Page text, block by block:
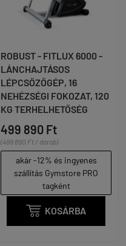
ROBUST - FITLUX 6000 -
LÁNCHAJTÁSOS
LÉPCSŐZŐGÉP, 16
NEHÉZSÉGI FOKOZAT, 120
KG TERHELHETŐSÉG
499 890 Ft
(499 890 Ft / darab)
akár -12% és ingyenes
szállítás Gymstore PRO
tagként
 KOSÁRBA